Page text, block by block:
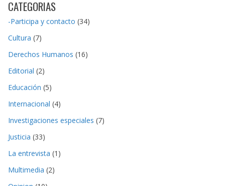
CATEGORIAS
-Participa y contacto (34)
Cultura (7)
Derechos Humanos (16)
Editorial (2)
Educación (5)
Internacional (4)
Investigaciones especiales (7)
Justicia (33)
La entrevista (1)
Multimedia (2)